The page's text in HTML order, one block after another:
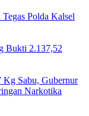
Polda Kalsel
Bukti 2.137,52
Kg Sabu, Gubernur
Narkotika